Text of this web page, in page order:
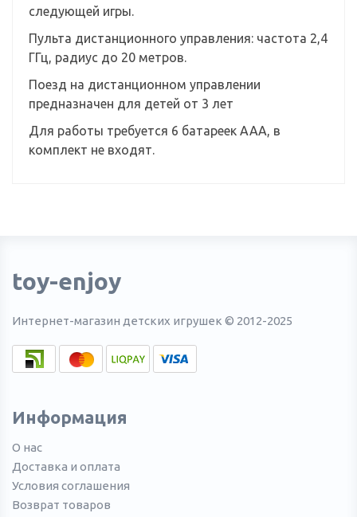
следующей игры.
Пульта дистанционного управления: частота 2,4
ГГц, радиус до 20 метров.
Поезд на дистанционном управлении
предназначен для детей от 3 лет
Для работы требуется 6 батареек AAА, в
комплект не входят.
toy-enjoy
Интернет-магазин детских игрушек © 2012-2025
Информация
О нас
Доставка и оплата
Условия соглашения
Возврат товаров